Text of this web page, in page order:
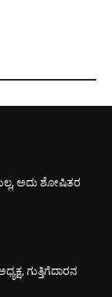
ಅದು ಶೋಷಿತರ
ಗುತ್ತಿಗೆದಾರನ